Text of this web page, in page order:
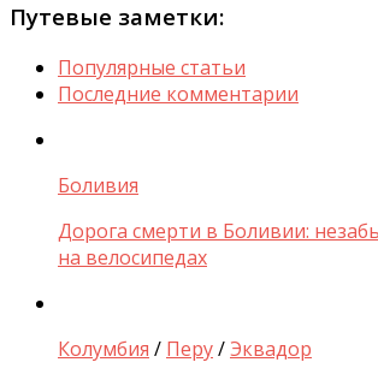
Путевые заметки:
Популярные статьи
Последние комментарии
Боливия
Дорога смерти в Боливии:
на велосипедах
Колумбия / Перу/Эквадор